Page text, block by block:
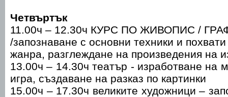
Четвъртък
11.00ч – 12.30ч КУРС ПО ЖИВОПИС /
/запознаване с основни техники и
жанра, разглеждане на произведения на
13.00ч – 14.30ч театър - изработване на
игра, създаване на разказ по картинки
15.00ч – 17.30ч великите художници –